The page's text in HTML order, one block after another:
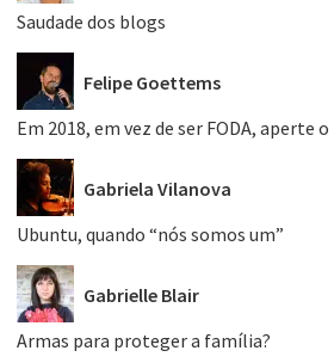
Saudade dos blogs
Felipe Goettems
Em 2018, em vez de ser FODA, aperte
Gabriela Vilanova
Ubuntu, quando “nós somos um”
Gabrielle Blair
Armas para proteger a família?